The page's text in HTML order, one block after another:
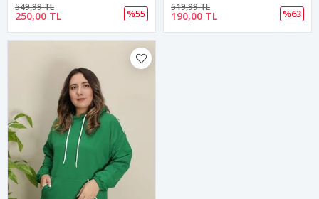
250,00 TL
549,99 TL
%55 190,00 TL
519,99 TL
%63